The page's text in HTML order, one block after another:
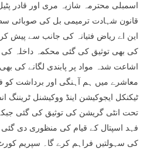
اسمبلی محترمہ شازیہ مری اور قادر
قانون شہادت ترمیمی بل کی صوبائی
کی بھی توثیق کی گئی محکمہ داخلہ
اشاعت شدہ مواد پر پابندی لگانے کی
معاشرے میں ہم آہنگی اور برداشت کو
ٹیکنکل ایجوکیشن اینڈ ووکیشنل ٹریننگ
تحت انٹی گریشن کی توثیق کی گئی
فہد اسپتال کے قیام کی منظوری دی
کی سہولتیں فراہم کرے گا۔ سپریم